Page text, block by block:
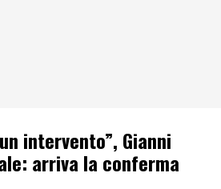
intervento”, Gianni
arriva la conferma